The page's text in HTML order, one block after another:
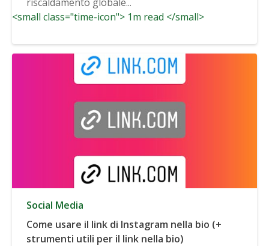
<small class="time-icon"> 1m read </small>
Social Media
Come usare il link di Instagram nella bio (+
strumenti utili per il link nella bio)